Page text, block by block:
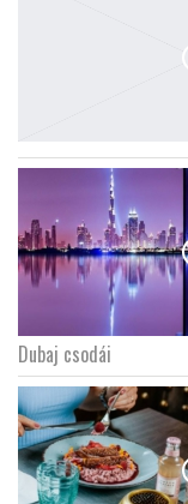
Dubaj csodái